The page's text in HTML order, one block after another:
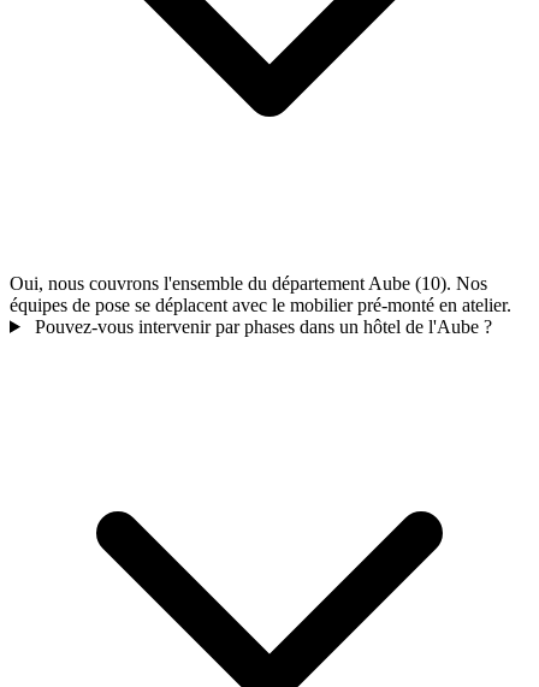
Oui, nous couvrons l'ensemble du département Aube (10). Nos
équipes de pose se déplacent avec le mobilier pré-monté en atelier.
Pouvez-vous intervenir par phases dans un hôtel de l'Aube ?